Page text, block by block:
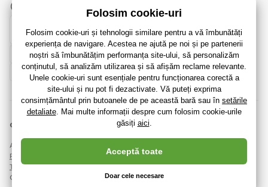
Romanian
Instagram
© 2018 - 2026 RaiJucării.ro, Toate drepturile rezervate
Această pagină este protejată prin reCAPTCHA și se aplică
Regulile de protecție a datelor personalecompaniile Google și ale lor
Termeni și condiții.
Crearea de magazine online eficiente de laRIESENIA